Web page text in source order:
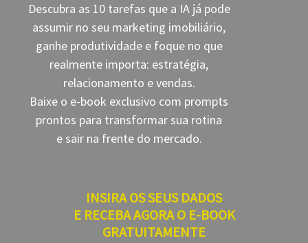
Descubra as 10 tarefas que a IA já pode
assumir no seu marketing imobiliário,
ganhe produtividade e foque no que
realmente importa: estratégia,
relacionamento e vendas.
Baixe o e-book exclusivo com prompts
prontos para transformar sua rotina
e sair na frente do mercado.
INSIRA OS SEUS DADOS
E RECEBA AGORA O E-BOOK
GRATUITAMENTE